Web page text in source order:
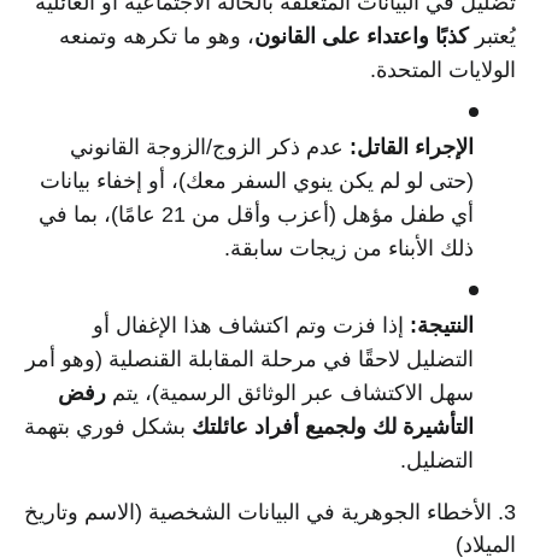
يُعتبركذبًا واعتداء على القانون، وهو ما تكرهه وتمنعه
الولايات المتحدة.
الإجراء القاتل: عدم ذكر الزوج/الزوجة القانوني
(حتى لو لم يكن ينوي السفر معك)، أو إخفاء بيانات
أي طفل مؤهل (أعزب وأقل من 21 عامًا)، بما في
ذلك الأبناء من زيجات سابقة.
النتيجة: إذا فزت وتم اكتشاف هذا الإغفال أو
التضليل لاحقًا في مرحلة المقابلة القنصلية (وهو أمر
سهل الاكتشاف عبر الوثائق الرسمية)، يتم رفض
التأشيرة لك ولجميع أفراد عائلتك بشكل فوري بتهمة
التضليل.
3. الأخطاء الجوهرية في البيانات الشخصية (الاسم وتاريخ
الميلاد)